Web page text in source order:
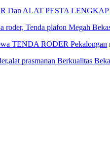
Dan ALAT PESTA LENGKAP
roder, Tenda plafon Megah
TENDA RODER Pekalongan
prasmanan Berkualitas